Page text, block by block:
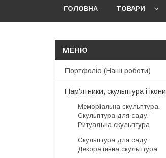
ГОЛОВНА ТОВАРИ
Портфоліо (Наші роботи)
Пам'ятники, скульптура і ікони
Меморіальна скульптура.
Скульптура для саду.
Ритуальна скульптура
Скульптура для саду.
Декоративна скульптура